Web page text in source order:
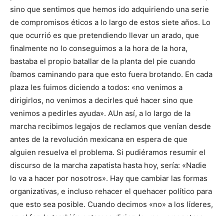
sino que sentimos que hemos ido adquiriendo una serie
de compromisos éticos a lo largo de estos siete años. Lo
que ocurrió es que pretendiendo llevar un arado, que
finalmente no lo conseguimos a la hora de la hora,
bastaba el propio batallar de la planta del pie cuando
íbamos caminando para que esto fuera brotando. En cada
plaza les fuimos diciendo a todos: «no venimos a
dirigirlos, no venimos a decirles qué hacer sino que
venimos a pedirles ayuda». AUn así, a lo largo de la
marcha recibimos legajos de reclamos que venían desde
antes de la revolución mexicana en espera de que
alguien resuelva el problema. Si pudiéramos resumir el
discurso de la marcha zapatista hasta hoy, sería: «Nadie
lo va a hacer por nosotros». Hay que cambiar las formas
organizativas, e incluso rehacer el quehacer político para
que esto sea posible. Cuando decimos «no» a los líderes,